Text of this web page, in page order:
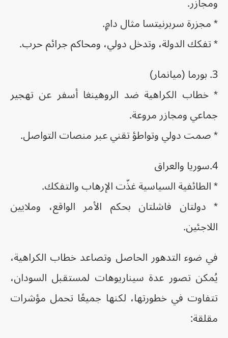
* مجزرة سربرنيتسا مثال دامٍ.
* تفكك الدولة، وتدخل دولي، ومحاكم جرائم حرب.
3. بورما (ميانمار)
* خطاب الكراهية ضد الروهينغا أسفر عن تهجير
جماعي ومجازر مروعة.
* صمت دولي وتواطؤ تقني عبر منصات التواصل.
4.سوريا والعراق
* الطائفية السياسية غذّت الإرهاب والتفكك.
* دولتان فاشلتان بحكم الأمر الواقع، وملايين
اللاجئين.
في ضوء التدهور الحاصل وتصاعد خطاب الكراهية،
يُمكن تصور عدة سيناريوهات لمستقبل السودان،
تتفاوت في خطورتها، لكنها جميعًا تحمل مؤشرات
مقلقة: